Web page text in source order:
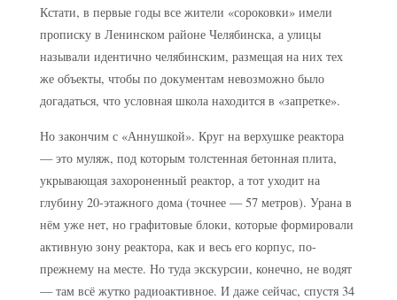
Кстати, в первые годы все жители «сороковки» имели
прописку в Ленинском районе Челябинска, а улицы
называли идентично челябинским, размещая на них тех
же объекты, чтобы по документам невозможно было
догадаться, что условная школа находится в «запретке».
Но закончим с «Аннушкой». Круг на верхушке реактора
— это муляж, под которым толстенная бетонная плита,
укрывающая захороненный реактор, а тот уходит на
глубину 20-этажного дома (точнее — 57 метров). Урана в
нём уже нет, но графитовые блоки, которые формировали
активную зону реактора, как и весь его корпус, по-
прежнему на месте. Но туда экскурсии, конечно, не водят
— там всё жутко радиоактивное. И даже сейчас, спустя 34